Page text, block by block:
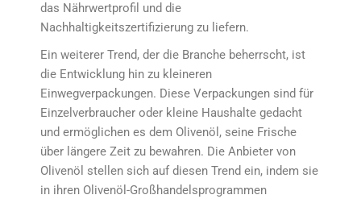
das Nährwertprofil und die
Nachhaltigkeitszertifizierung zu liefern.
Ein weiterer Trend, der die Branche beherrscht, ist
die Entwicklung hin zu kleineren
Einwegverpackungen. Diese Verpackungen sind für
Einzelverbraucher oder kleine Haushalte gedacht
und ermöglichen es dem Olivenöl, seine Frische
über längere Zeit zu bewahren. Die Anbieter von
Olivenöl stellen sich auf diesen Trend ein, indem sie
in ihren Olivenöl-Großhandelsprogrammen